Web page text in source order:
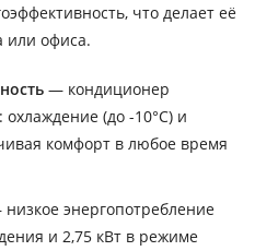
что делает её
или офиса.
— кондиционер
(до -10°C) и
комфорт в любое время
энергопотребление
и 2,75 кВт в режиме